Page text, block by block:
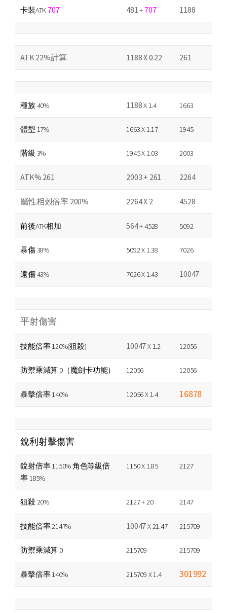
卡裝ATK 707 481+ 707 1188
ATK 22%計算 1188 X 0.22 261
種族 40% 1188X 1.4 1663
體型 17% 1663 X 1.17 1945
階級 3% 1945 X 1.03 2003
ATK% 261 2003 + 261 2264
屬性相剋倍率 200% 2264 X 2 4528
前後ATK相加 564+ 4528 5092
暴傷 38% 5092 X 1.38 7026
遠傷 43% 7026 X 1.43 10047
平射傷害
技能倍率 120%(狙殺) 10047X 1.2 12056
防禦乘減算 0（魔劍卡功能） 12056 12056
暴擊倍率 140% 12056 X 1.4 16878
銳利射擊傷害
銳射倍率 1150% 角色等級倍
率 185%
1150 X 1.85 2127
狙殺 20% 2127 + 20 2147
技能倍率 2147% 10047X 21.47 215709
防禦乘減算 0 215709 215709
暴擊倍率 140% 215709 X 1.4 301992